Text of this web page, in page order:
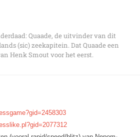
Quaade, de uitvinder van dit
(sic) zeekapitein. Dat Quaade een
Henk Smout voor het eerst.